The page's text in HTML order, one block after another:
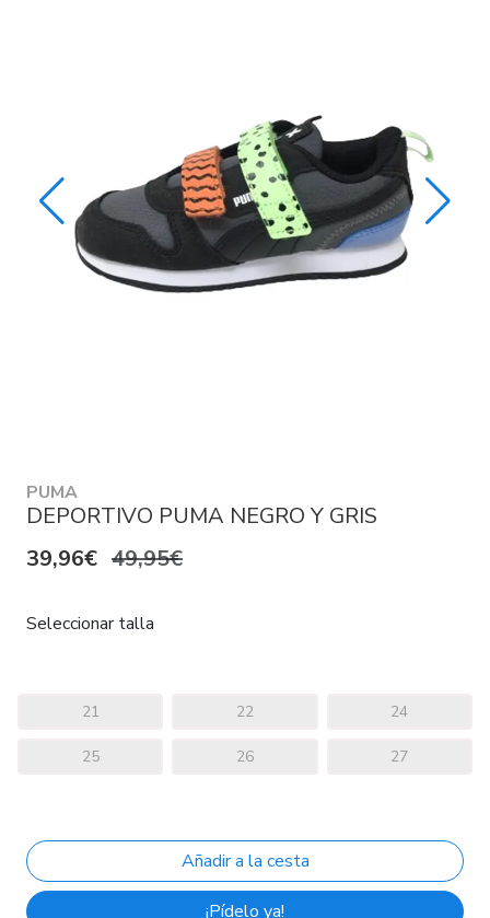
PUMA
DEPORTIVO PUMA NEGRO Y GRIS
39,96€ 49,95€
Seleccionar talla
21 22 24
25 26 27
¡Pídelo ya!